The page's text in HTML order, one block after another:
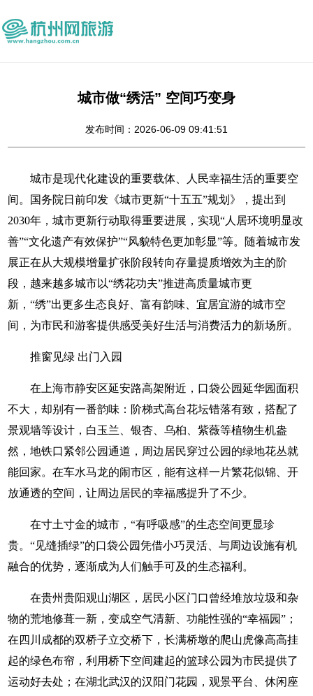
城市做“绣活” 空间巧变身
发布时间：2026-06-09 09:41:51
城市是现代化建设的重要载体、人民幸福生活的重要空
间。国务院日前印发《城市更新“十五五”规划》，提出到
2030年，城市更新行动取得重要进展，实现“人居环境明显改
善”“文化遗产有效保护”“风貌特色更加彰显”等。随着城市发
展正在从大规模增量扩张阶段转向存量提质增效为主的阶
段，越来越多城市以“绣花功夫”推进高质量城市更
新，“绣”出更多生态良好、富有韵味、宜居宜游的城市空
间，为市民和游客提供感受美好生活与消费活力的新场所。
推窗见绿 出门入园
在上海市静安区延安路高架附近，口袋公园延华园面积
不大，却别有一番韵味：阶梯式高台花坛错落有致，搭配了
景观墙等设计，白玉兰、银杏、乌桕、紫薇等植物生机盎
然，地铁口紧邻公园通道，周边居民穿过公园的绿地花丛就
能回家。在车水马龙的闹市区，能有这样一片繁花似锦、开
放通透的空间，让周边居民的幸福感提升了不少。
在寸土寸金的城市，“有呼吸感”的生态空间更显珍
贵。“见缝插绿”的口袋公园凭借小巧灵活、与周边设施有机
融合的优势，逐渐成为人们触手可及的生态福利。
在贵州贵阳观山湖区，居民小区门口曾经堆放垃圾和杂
物的荒地修葺一新，变成空气清新、功能性强的“幸福园”；
在四川成都的双桥子立交桥下，长满桥墩的爬山虎像高高挂
起的绿色布帘，利用桥下空间建起的篮球公园为市民提供了
运动好去处；在湖北武汉的汉阳门花园，观景平台、休闲座